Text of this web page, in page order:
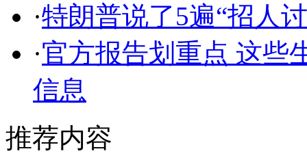
·特朗普说了5遍“招人
·官方报告划重点 这些
信息
推荐内容